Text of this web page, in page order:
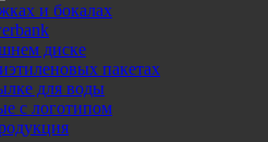
и бокалах
диске
пакетах
для воды
с логотипом